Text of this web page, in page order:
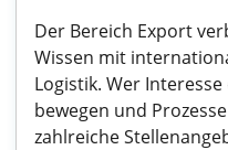
Der Bereich Export
Wissen mit
Logistik. Wer
bewegen und
zahlreiche